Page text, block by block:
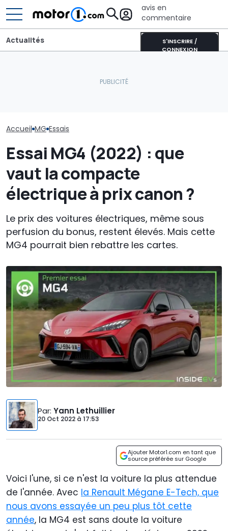
avis en
commentaire
S'INSCRIRE /
CONNEXION
Actualités
Accueil MG Essais
Essai MG4 (2022) : que
vaut la compacte
électrique à prix canon ?
Le prix des voitures électriques, même sous
perfusion du bonus, restent élevés. Mais cette
MG4 pourrait bien rebattre les cartes.
Par: Yann Lethuillier
20 Oct 2022 à 17:53
Ajouter Motor1.com en tant que
source préférée sur Google
Voici l'une, si ce n'est la voiture la plus attendue
de l'année. Avec la Renault Mégane E-Tech, que
nous avons essayée un peu plus tôt cette
année, la MG4 est sans doute la voiture